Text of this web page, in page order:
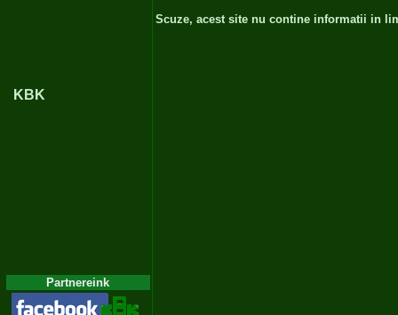
KBK
Partnereink
Scuze, acest site nu contine informatii in